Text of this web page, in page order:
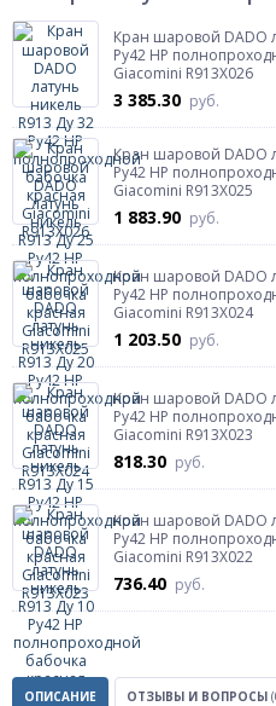
Кран шаровой DADO
Ру42 НР
Giacomini R913X026
3 385.30 руб.
Кран шаровой DADO
Ру42 НР
Giacomini R913X025
1 883.90 руб.
Кран шаровой DADO
Ру42 НР
Giacomini R913X024
1 203.50 руб.
Кран шаровой DADO
Ру42 НР
Giacomini R913X023
818.30 руб.
Кран шаровой DADO
Ру42 НР
Giacomini R913X022
736.40 руб.
ОПИСАНИЕ ОТЗЫВЫ И ВОПРОСЫ